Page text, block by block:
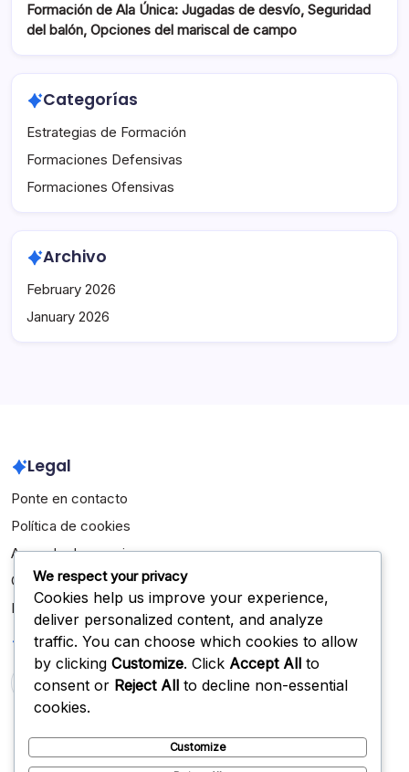
Formación de Ala Única: Jugadas de desvío, Seguridad
del balón, Opciones del mariscal de campo
Categorías
Estrategias de Formación
Formaciones Defensivas
Formaciones Ofensivas
Archivo
February 2026
January 2026
Legal
Ponte en contacto
Política de cookies
Acuerdo de usuario
Quiénes somos
Política de protección de datos
Buscar
We respect your privacy
Cookies help us improve your experience,
deliver personalized content, and analyze
traffic. You can choose which cookies to allow
by clicking Customize. Click Accept All to
consent or Reject All to decline non-essential
cookies.
Customize